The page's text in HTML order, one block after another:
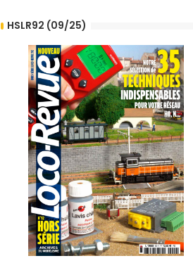
HSLR92 (09/25)